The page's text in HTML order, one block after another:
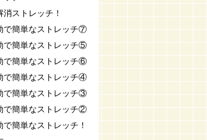
ストレッチ！
で簡単なストレッチ⑦
で簡単なストレッチ⑤
で簡単なストレッチ⑥
で簡単なストレッチ④
で簡単なストレッチ③
で簡単なストレッチ②
簡単なストレッチ！